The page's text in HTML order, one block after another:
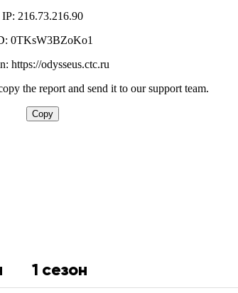
1 сезон